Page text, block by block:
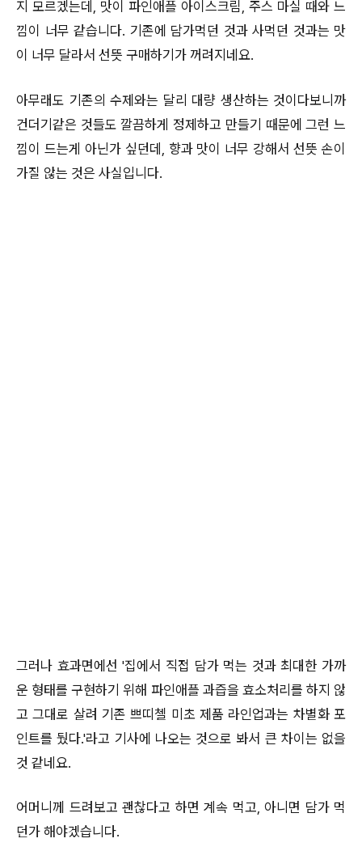
지 모르겠는데, 맛이 파인애플 아이스크림, 주스 마실 때와 느
낌이 너무 같습니다. 기존에 담가먹던 것과 사먹던 것과는 맛
이 너무 달라서 선뜻 구매하기가 꺼려지네요.
아무래도 기존의 수제와는 달리 대량 생산하는 것이다보니까
건더기같은 것들도 깔끔하게 정제하고 만들기 때문에 그런 느
낌이 드는게 아닌가 싶던데, 향과 맛이 너무 강해서 선뜻 손이
가질 않는 것은 사실입니다.
그러나 효과면에선 '집에서 직접 담가 먹는 것과 최대한 가까
운 형태를 구현하기 위해 파인애플 과즙을 효소처리를 하지 않
고 그대로 살려 기존 쁘띠첼 미초 제품 라인업과는 차별화 포
인트를 뒀다.'라고 기사에 나오는 것으로 봐서 큰 차이는 없을
것 같네요.
어머니께 드려보고 괜찮다고 하면 계속 먹고, 아니면 담가 먹
던가 해야겠습니다.